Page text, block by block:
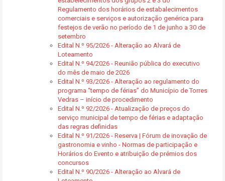
Regulamento dos horários de estabalecimentos
comerciais e serviços e autorização genérica para
festejos de verão no período de 1 de junho a 30 de
setembro
Edital N.º 95/2026 - Alteração ao Alvará de
Loteamento
Edital N.º 94/2026 - Reunião pública do executivo
do mês de maio de 2026
Edital N.º 93/2026 - Alteração ao regulamento do
programa “tempo de férias” do Município de Torres
Vedras – início de procedimento
Edital N.º 92/2026 - Atualização de preços do
serviço municipal de tempo de férias e adaptação
das regras definidas
Edital N.º 91/2026 - Reserva | Fórum de inovação de
gastronomia e vinho - Normas de participação e
Horários do Evento e atribuição de prémios dos
concursos
Edital N.º 90/2026 - Alteração ao Alvará de